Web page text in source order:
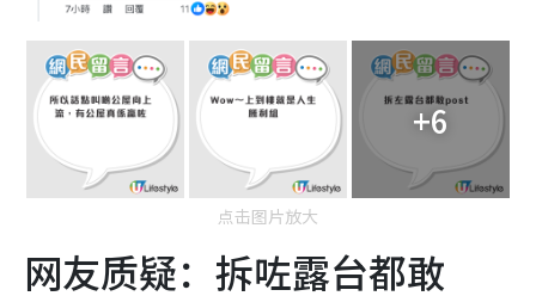
+6
点击图片放大
网友质疑：拆咗露台都敢